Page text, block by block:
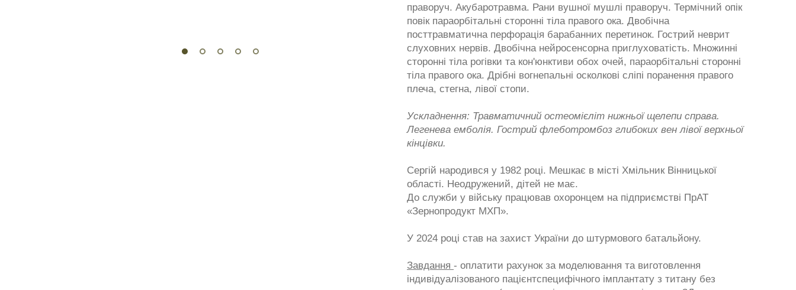
праворуч. Акубаротравма. Рани вушної мушлі праворуч. Термічний опік
повік параорбітальні сторонні тіла правого ока. Двобічна
посттравматична перфорація барабанних перетинок. Гострий неврит
слуховних нервів. Двобічна нейросенсорна приглуховатість. Множинні
сторонні тіла рогівки та кон'юнктиви обох очей, параорбітальні сторонні
тіла правого ока. Дрібні вогнепальні осколкові сліпі поранення правого
плеча, стегна, лівої стопи.
Ускладнення: Травматичний остеомієліт нижньої щелепи справа.
Легенева емболія. Гострий флеботромбоз глибоких вен лівої верхньої
кінцівки.
Сергій народився у 1982 році. Мешкає в місті Хмільник Вінницької
області. Неодружений, дітей не має.
До служби у війську працював охоронцем на підприємстві ПрАТ
«Зернопродукт МХП».
У 2024 році став на захист України до штурмового батальйону.
Завдання - оплатити рахунок за моделювання та виготовлення
індивідуалізованого пацієнтспецифічного імплантату з титану без